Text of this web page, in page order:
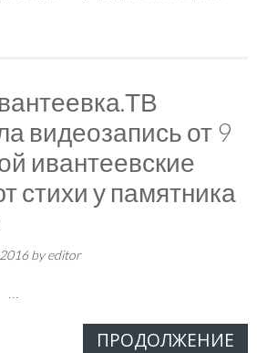
видеозапись от 9
ивантеевские
стихи у памятника
byeditor
ПРОДОЛЖЕНИЕ